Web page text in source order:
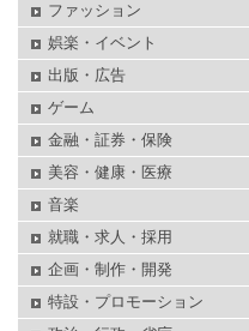
ファッション
娯楽・イベント
出版・広告
ゲーム
金融・証券・保険
美容・健康・医療
音楽
就職・求人・採用
企画・制作・開発
特設・プロモーション